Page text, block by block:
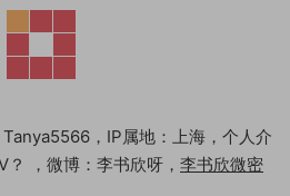
，IP属地：上海，个人介
，微博：李书欣呀， 李书欣微密